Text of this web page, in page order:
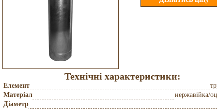
Технічні характеристики:
Елемент
Матеріал
нержавійка/
Діаметр